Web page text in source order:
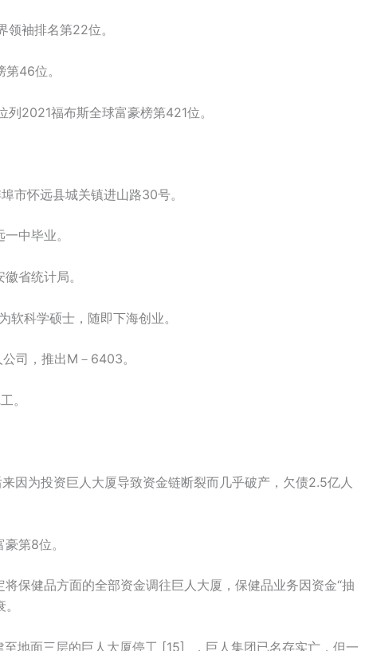
袖排名第22位。
46位。
2021福布斯全球富豪榜第421位。
市怀远县城关镇进山路30号。
中毕业。
省统计局。
软科学硕士，随即下海创业。
司，推出M－6403。
。
因为投资巨人大厦导致资金链断裂而几乎破产，欠债2.5亿人
第8位。
保健品方面的全部资金调往巨人大厦，保健品业务因资金“抽
地面三层的巨人大厦停工 [15] ，巨人集团已名存实亡，但一